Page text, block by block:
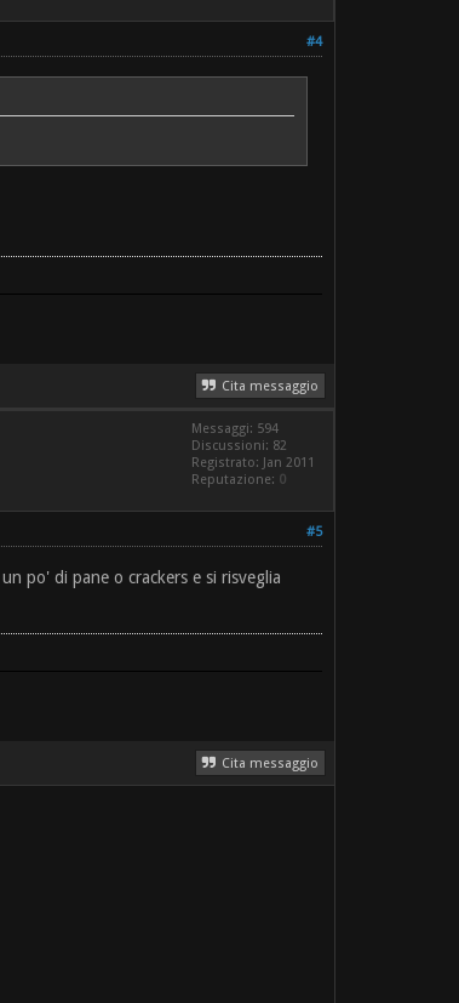
#4
Cita messaggio
Messaggi: 594
Discussioni: 82
Registrato: Jan 2011
Reputazione: 0
#5
po' di pane o crackers e si risveglia
Cita messaggio